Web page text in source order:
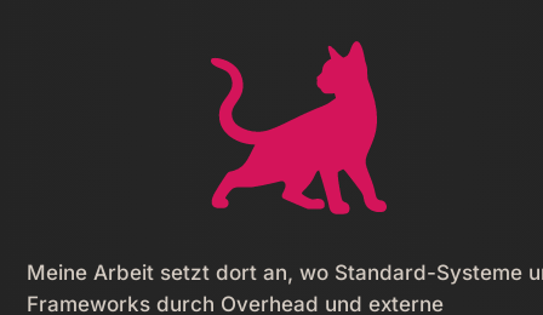
Meine Arbeit setzt dort an, wo Standard-Systeme
Frameworks durch Overhead und externe